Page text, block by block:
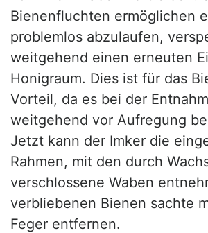
Bienenfluchten ermöglichen
problemlos abzulaufen,
weitgehend einen erneuten
Honigraum. Dies ist für das
Vorteil, da es bei der
weitgehend vor Aufregung
Jetzt kann der Imker die
Rahmen, mit den durch
verschlossene Waben
verbliebenen Bienen sachte
Feger entfernen.